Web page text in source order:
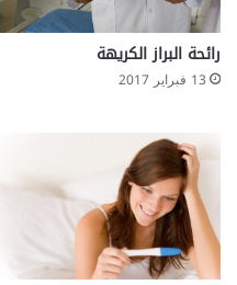
رائحة البراز الكريهة
13 فبراير 2017